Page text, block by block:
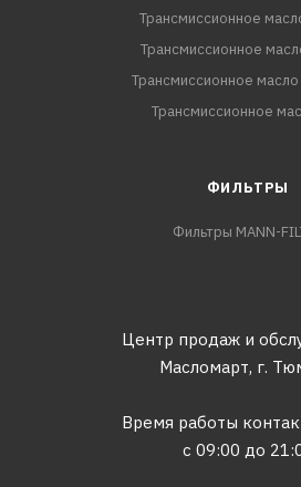
Трансмиссионное
Трансмиссионное
Трансмиссионное масло
Трансмиссионное
ФИЛЬТРЫ
Фильтры MANN-
Центр продаж и
Масломарт, г.
Время работы
с 09:00 до